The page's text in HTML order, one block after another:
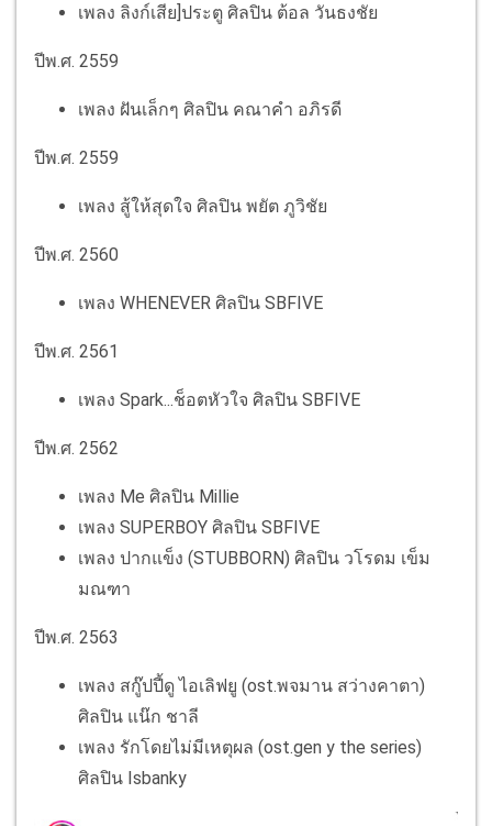
เพลง ลิงก์เสีย]ประตู ศิลปิน ต้อล วันธงชัย
ปีพ.ศ. 2559
เพลง ฝันเล็กๆ ศิลปิน คณาคำ อภิรดี
ปีพ.ศ. 2559
เพลง สู้ให้สุดใจ ศิลปิน พยัต ภูวิชัย
ปีพ.ศ. 2560
เพลง WHENEVER ศิลปิน SBFIVE
ปีพ.ศ. 2561
เพลง Spark...ช็อตหัวใจ ศิลปิน SBFIVE
ปีพ.ศ. 2562
เพลง Me ศิลปิน Millie
เพลง SUPERBOY ศิลปิน SBFIVE
เพลง ปากแข็ง (STUBBORN) ศิลปิน วโรดม เข็ม
มณฑา
ปีพ.ศ. 2563
เพลง สกู๊ปปี้ดู ไอเลิฟยู (ost.พจมาน สว่างคาตา)
ศิลปิน แน๊ก ชาลี
เพลง รักโดยไม่มีเหตุผล (ost.gen y the series)
ศิลปิน Isbanky